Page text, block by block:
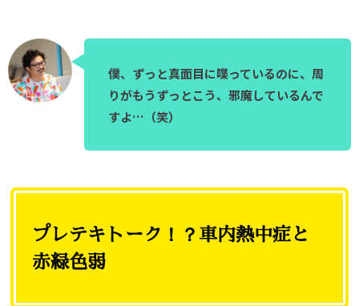
僕、ずっと真面目に喋っているのに、周
りがもうずっとこう、邪魔しているんで
すよ…（笑）
プレテキトーク！？車内熱中症と
赤緑色弱